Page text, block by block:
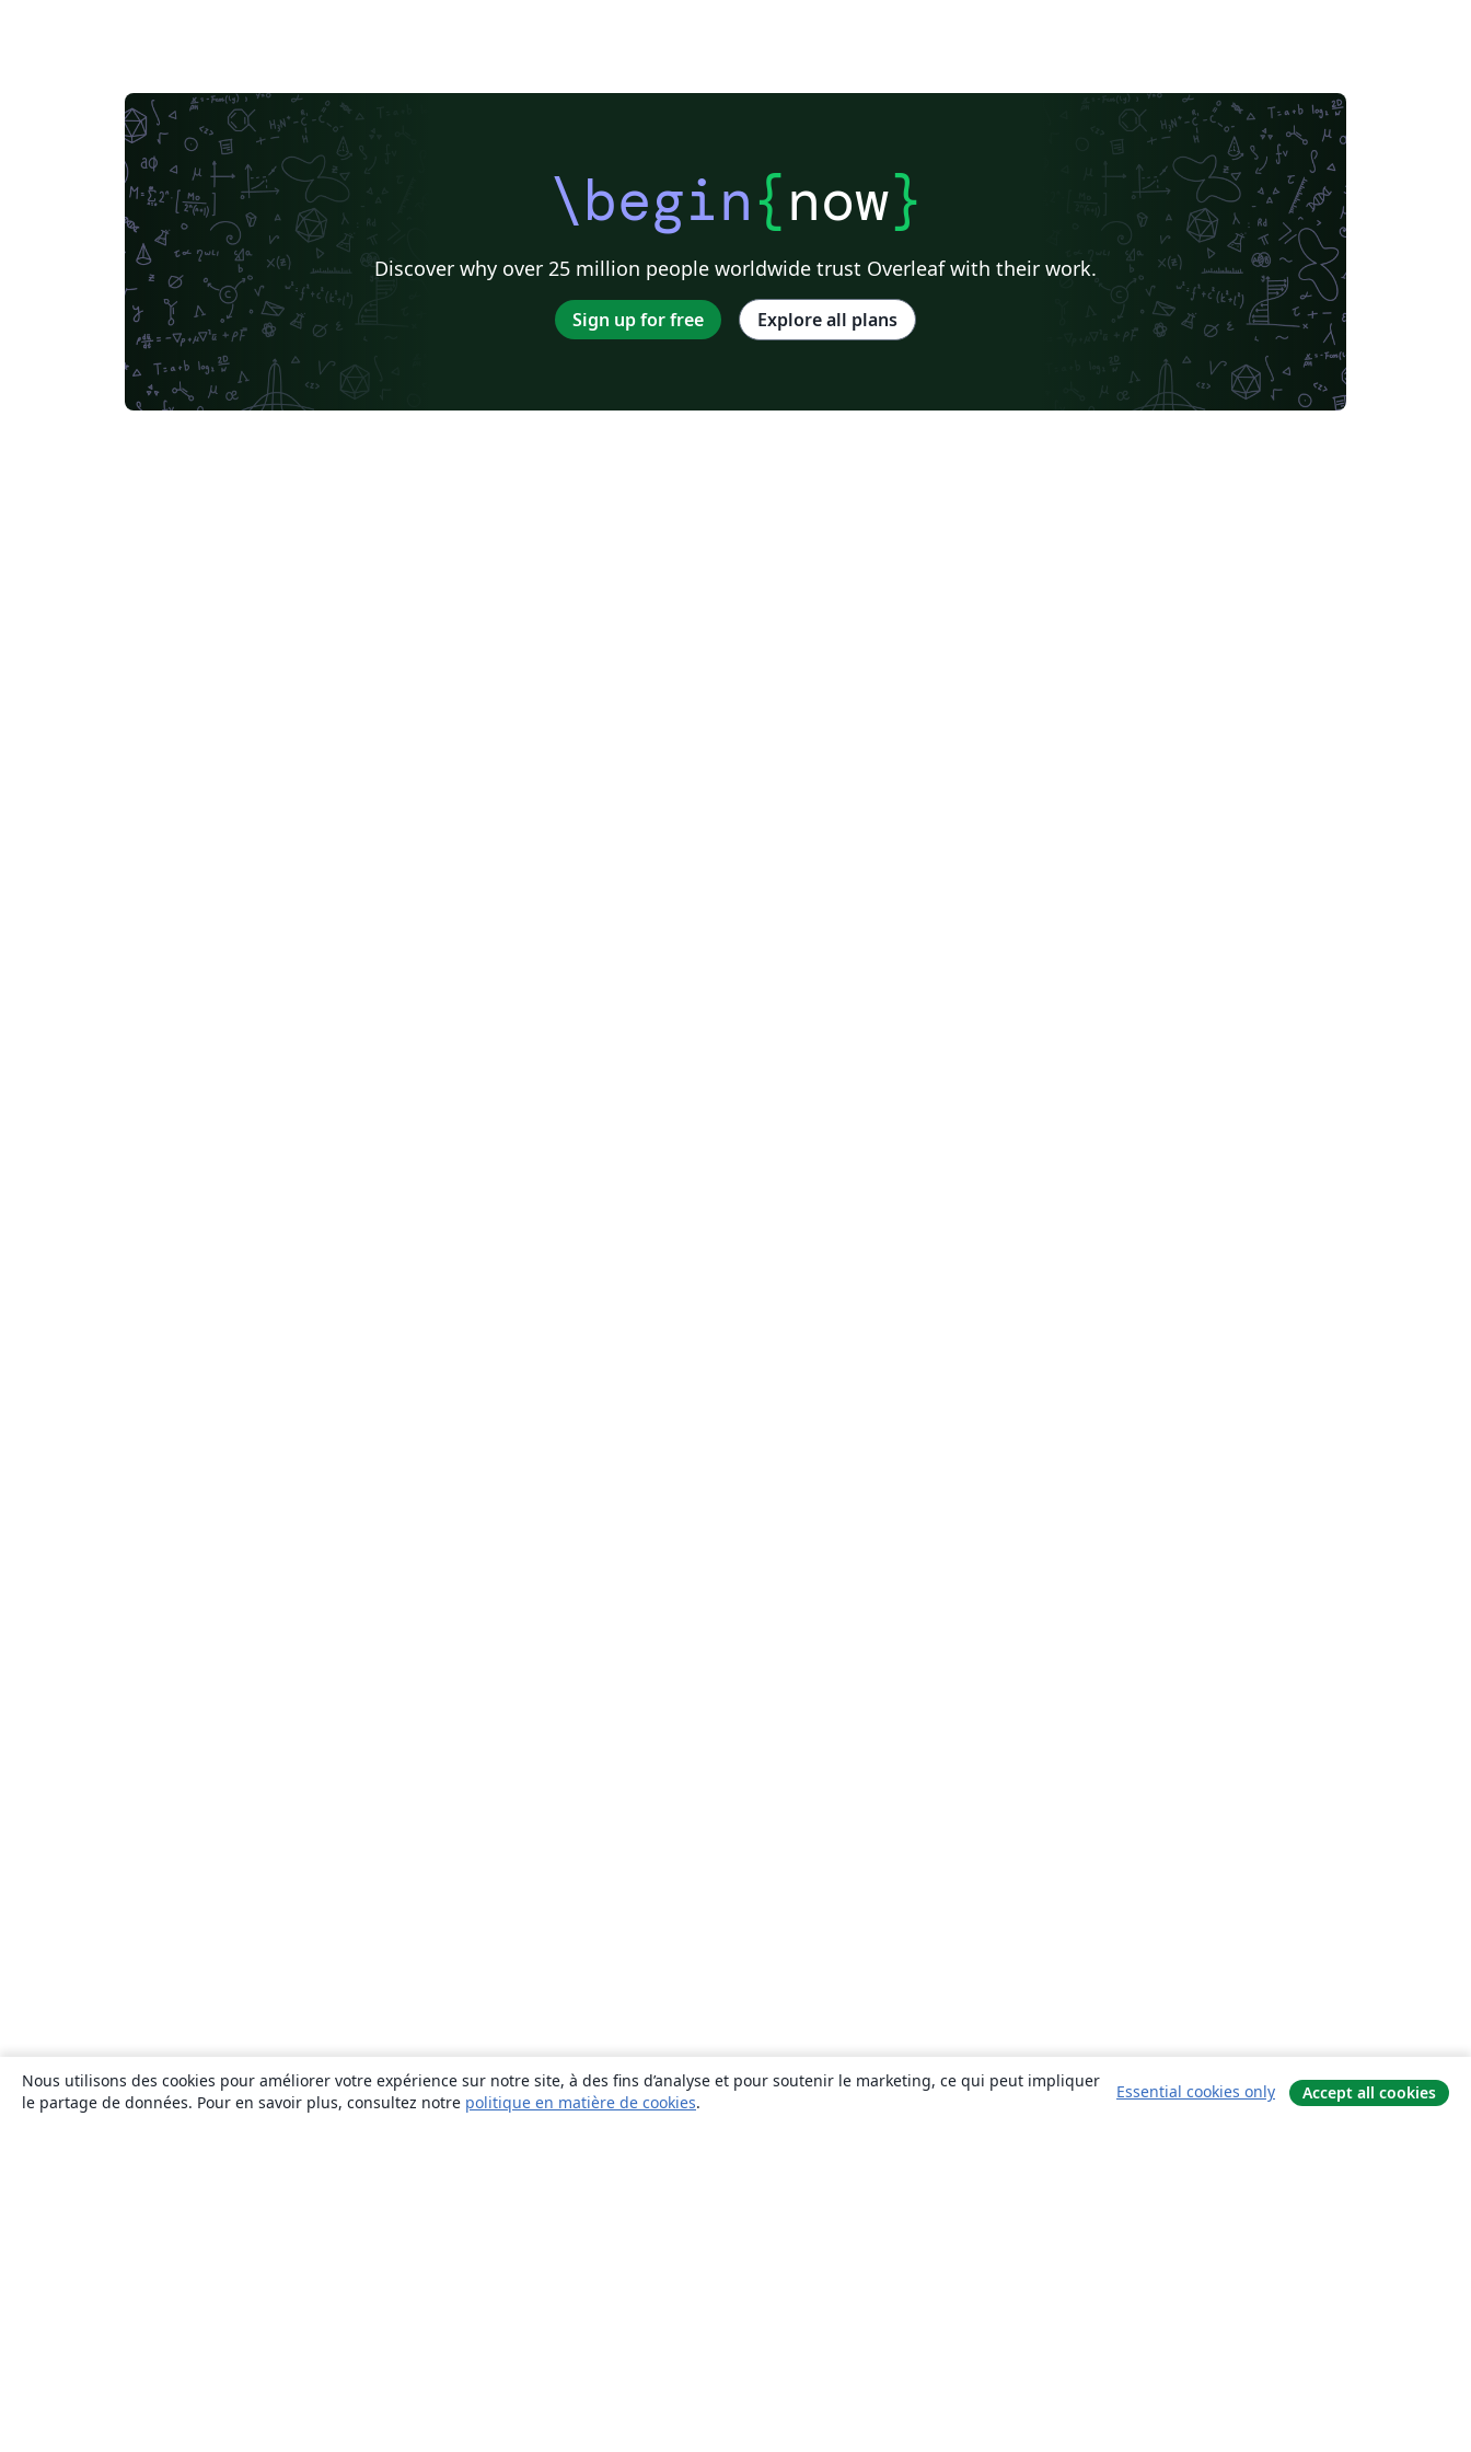
\begin{now}
Discover why over 25 million people worldwide trust Overleaf with their work.
Sign up for free Explore all plans
Nous utilisons des cookies pour améliorer votre expérience sur notre site, à des fins d’analyse et pour soutenir le marketing, ce qui peut impliquer
le partage de données. Pour en savoir plus, consultez notre politique en matière de cookies.
Essential cookies only Accept all cookies